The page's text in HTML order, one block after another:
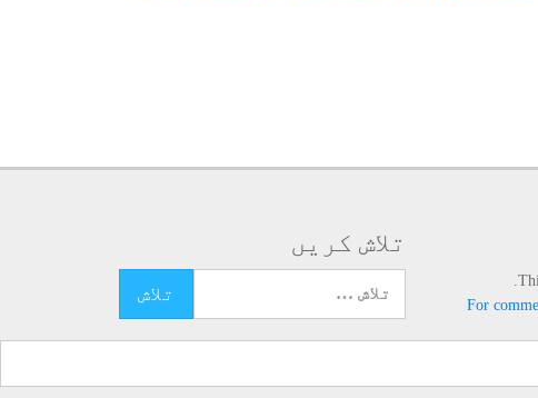
تلاش کریں
For